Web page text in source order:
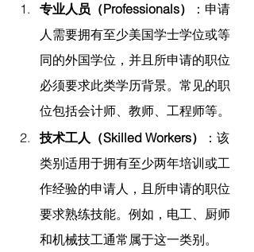
专业人员（Professionals）
：申请
人需要拥有至少美国学士学位或等
同的外国学位，并且所申请的职位
必须要求此类学历背景。常见的职
位包括会计师、教师、工程师等。
技术工人（Skilled Workers）
：该
类别适用于拥有至少两年培训或工
作经验的申请人，且所申请的职位
要求熟练技能。例如，电工、厨师
和机械技工通常属于这一类别。